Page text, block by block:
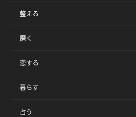
整える
磨く
恋する
暮らす
占う